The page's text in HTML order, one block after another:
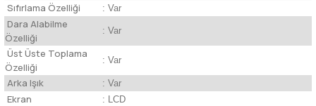
Sıfırlama Özelliği : Var
Dara Alabilme
Özelliği
: Var
Üst Üste Toplama
Özelliği
: Var
Arka Işık : Var
Ekran : LCD